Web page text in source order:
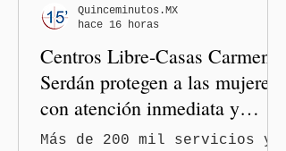
de la bancada de Morena en
el Congreso de Puebla.
Centros Libre-Casas Carmen
Serdán protegen a las mujeres
con atención inmediata y
disminuyen feminicidios
Más de 200 mil servicios y
Quinceminutos.MX
hace 16 horas